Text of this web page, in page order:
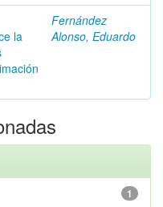
la
Fernández
Alonso, Eduardo
1